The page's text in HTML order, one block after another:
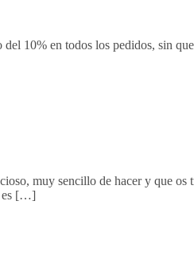
10% en todos los pedidos, sin
muy sencillo de hacer y que
es […]